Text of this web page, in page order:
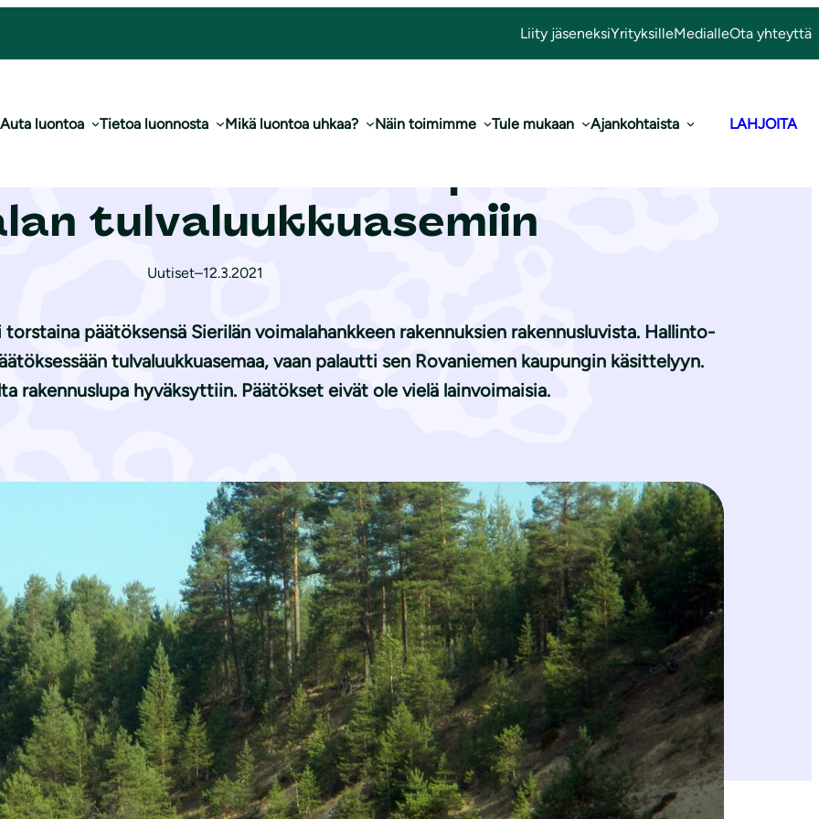
Liity jäseneksiYrityksilleMedialleOta yhteyttä
Auta luontoa Tietoa luonnosta Mikä luontoa uhkaa? Näin toimimme Tule mukaan Ajankohtaista LAHJOITA
Sierilän voimalan tul­va­luuk­kua­se­miin
tul­va­luuk­kua­se­miin
Uutiset–12.3.2021
päätöksensä Sierilän voimalahankkeen rakennuksien rakennusluvista. Hallinto-
tulvaluukkuasemaa, vaan palautti sen Rovaniemen kaupungin käsittelyyn.
rakennuslupa hyväksyttiin. Päätökset eivät ole vielä lainvoimaisia.